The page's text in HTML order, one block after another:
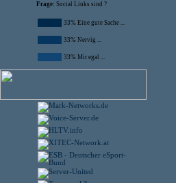
Frage: Social Links sind ?
33% Eine gute Sache ...
33% Nervig ...
33% Mir egal ...